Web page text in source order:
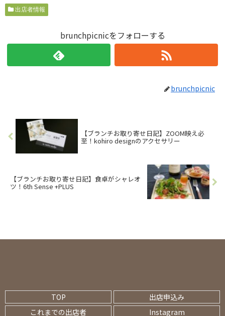
出店者情報
brunchpicnicをフォローする
brunchpicnic
【ブランチお取り寄せ日記】ZOOM映え必
至！kohiro designのアクセサリー
【ブランチお取り寄せ日記】食卓がシャレオ
ツ！6th Sense +PLUS
TOP
出店申込み
これまでの出店者
Instagram